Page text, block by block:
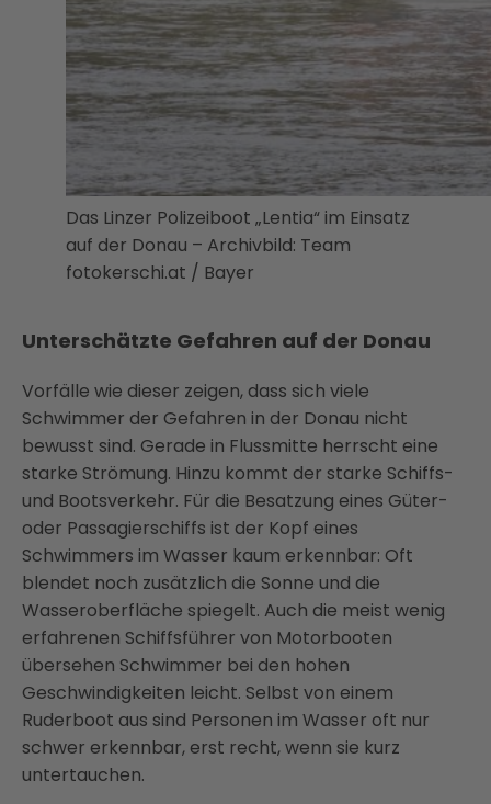
Das Linzer Polizeiboot „Lentia“ im Einsatz
auf der Donau – Archivbild: Team
fotokerschi.at / Bayer
Unterschätzte Gefahren auf der Donau
Vorfälle wie dieser zeigen, dass sich viele
Schwimmer der Gefahren in der Donau nicht
bewusst sind. Gerade in Flussmitte herrscht eine
starke Strömung. Hinzu kommt der starke Schiffs-
und Bootsverkehr. Für die Besatzung eines Güter-
oder Passagierschiffs ist der Kopf eines
Schwimmers im Wasser kaum erkennbar: Oft
blendet noch zusätzlich die Sonne und die
Wasseroberfläche spiegelt. Auch die meist wenig
erfahrenen Schiffsführer von Motorbooten
übersehen Schwimmer bei den hohen
Geschwindigkeiten leicht. Selbst von einem
Ruderboot aus sind Personen im Wasser oft nur
schwer erkennbar, erst recht, wenn sie kurz
untertauchen.